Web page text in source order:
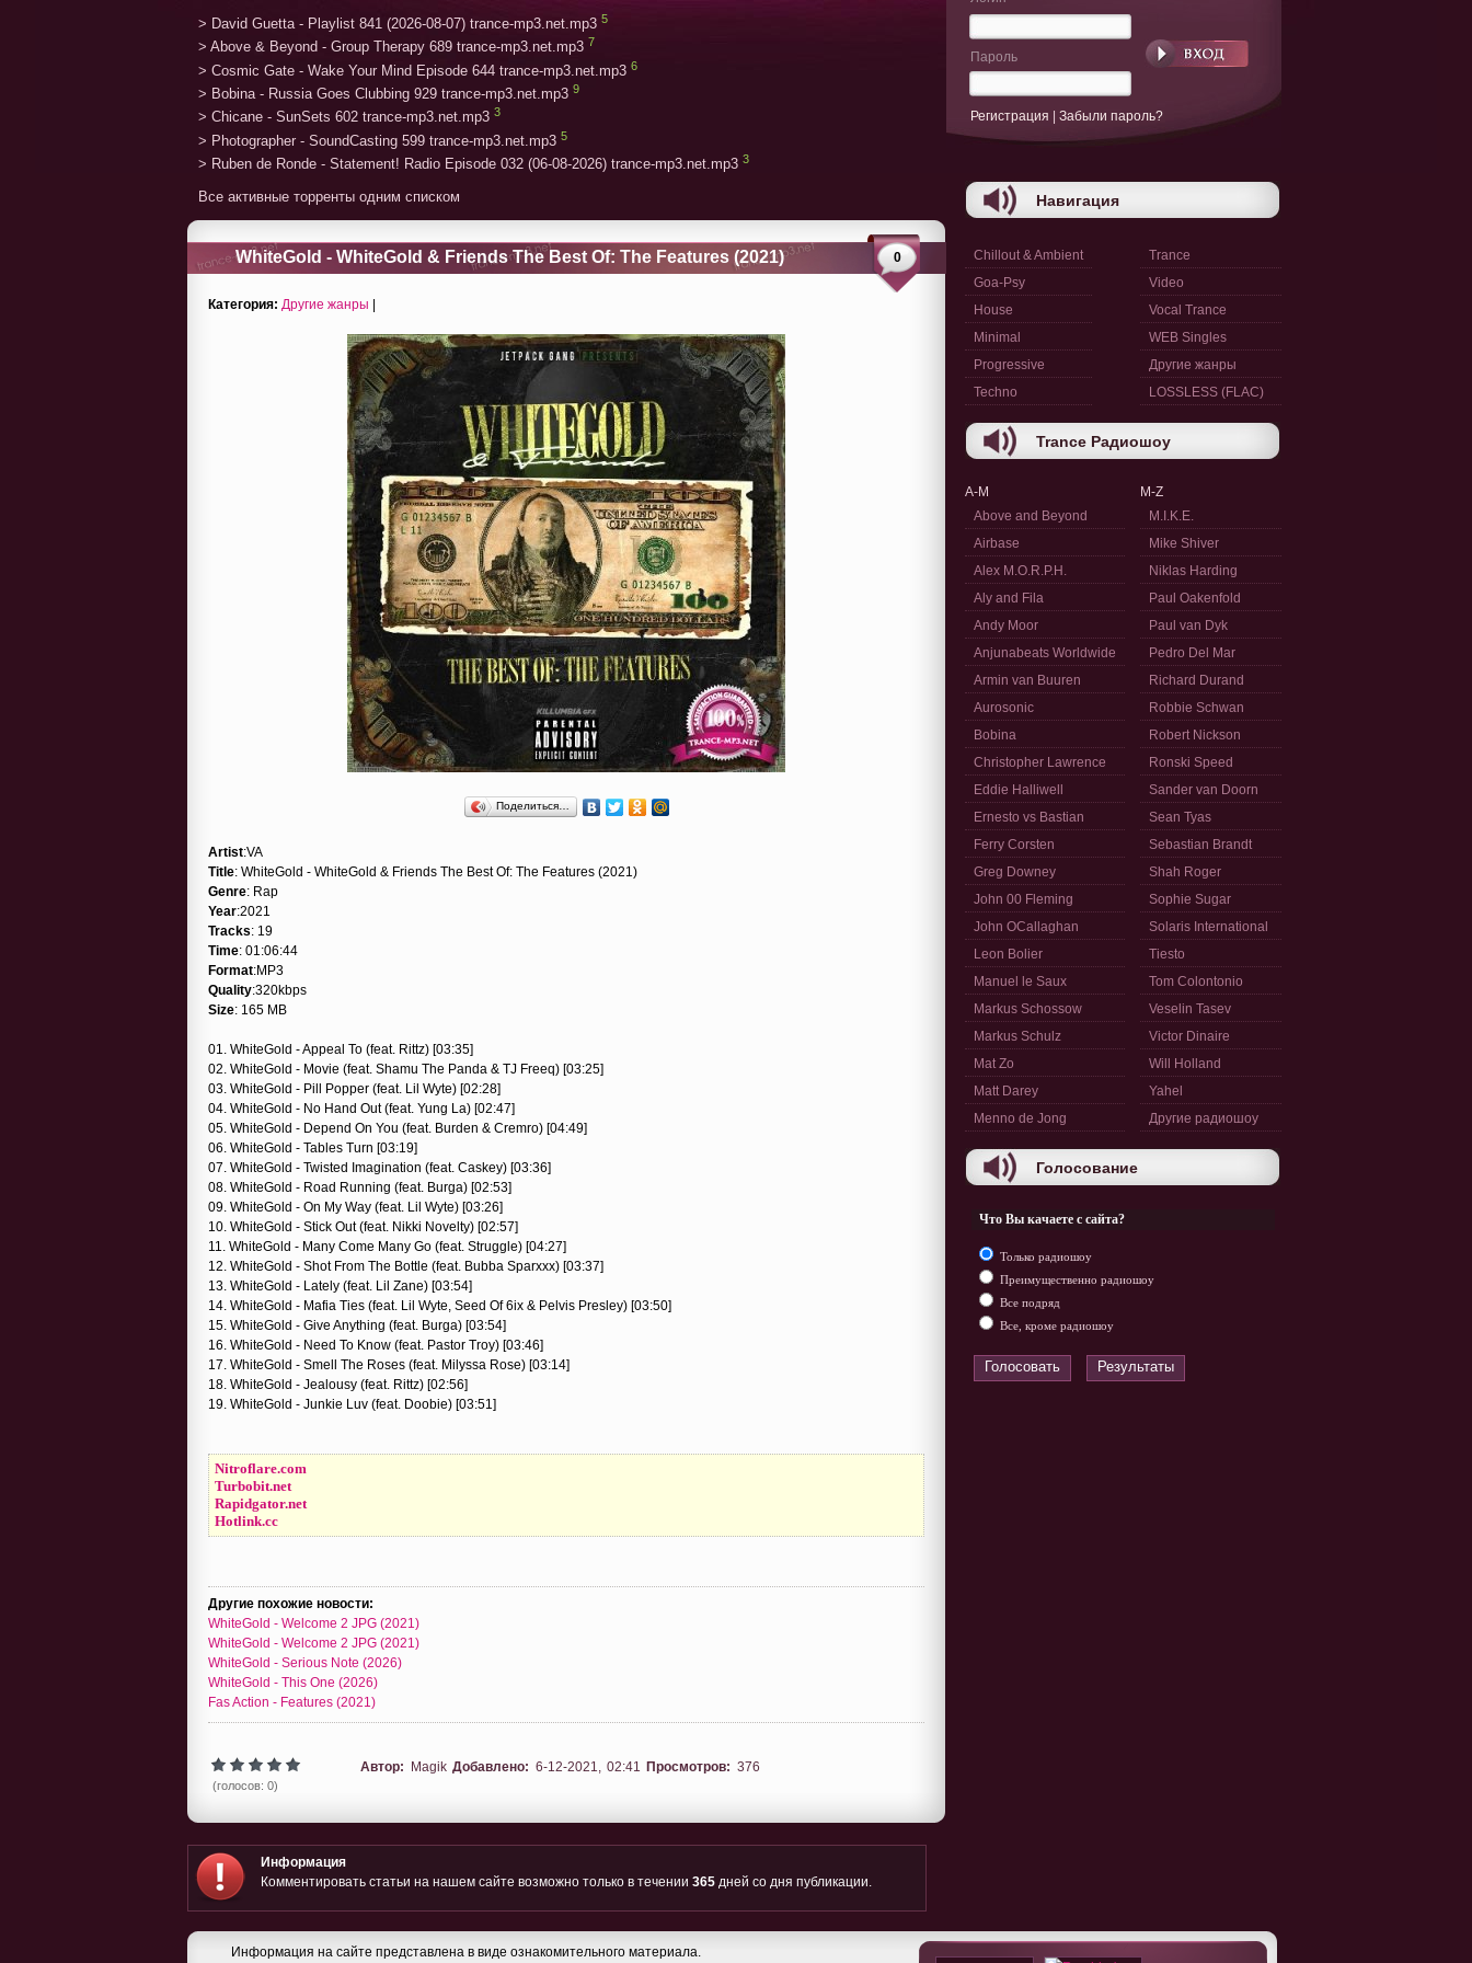
> David Guetta - Playlist 841 (2026-08-07) trance-mp3.net.mp3 5
> Above & Beyond - Group Therapy 689 trance-mp3.net.mp3 7
> Cosmic Gate - Wake Your Mind Episode 644 trance-mp3.net.mp3 6
> Bobina - Russia Goes Clubbing 929 trance-mp3.net.mp3 9
> Chicane - SunSets 602 trance-mp3.net.mp3 3
> Photographer - SoundCasting 599 trance-mp3.net.mp3 5
> Ruben de Ronde - Statement! Radio Episode 032 (06-08-2026) trance-mp3.net.mp3 3
Все активные торренты одним списком
WhiteGold - WhiteGold & Friends The Best Of: The Features (2021) 0
Категория: Другие жанры |
Поделиться…
Artist:VA
Title: WhiteGold - WhiteGold & Friends The Best Of: The Features (2021)
Genre: Rap
Year:2021
Tracks: 19
Time: 01:06:44
Format:MP3
Quality:320kbps
Size: 165 MB
01. WhiteGold - Appeal To (feat. Rittz) [03:35]
02. WhiteGold - Movie (feat. Shamu The Panda & TJ Freeq) [03:25]
03. WhiteGold - Pill Popper (feat. Lil Wyte) [02:28]
04. WhiteGold - No Hand Out (feat. Yung La) [02:47]
05. WhiteGold - Depend On You (feat. Burden & Cremro) [04:49]
06. WhiteGold - Tables Turn [03:19]
07. WhiteGold - Twisted Imagination (feat. Caskey) [03:36]
08. WhiteGold - Road Running (feat. Burga) [02:53]
09. WhiteGold - On My Way (feat. Lil Wyte) [03:26]
10. WhiteGold - Stick Out (feat. Nikki Novelty) [02:57]
11. WhiteGold - Many Come Many Go (feat. Struggle) [04:27]
12. WhiteGold - Shot From The Bottle (feat. Bubba Sparxxx) [03:37]
13. WhiteGold - Lately (feat. Lil Zane) [03:54]
14. WhiteGold - Mafia Ties (feat. Lil Wyte, Seed Of 6ix & Pelvis Presley) [03:50]
15. WhiteGold - Give Anything (feat. Burga) [03:54]
16. WhiteGold - Need To Know (feat. Pastor Troy) [03:46]
17. WhiteGold - Smell The Roses (feat. Milyssa Rose) [03:14]
18. WhiteGold - Jealousy (feat. Rittz) [02:56]
19. WhiteGold - Junkie Luv (feat. Doobie) [03:51]
Nitroflare.com
Turbobit.net
Rapidgator.net
Hotlink.cc
Другие похожие новости:
WhiteGold - Welcome 2 JPG (2021)
WhiteGold - Welcome 2 JPG (2021)
WhiteGold - Serious Note (2026)
WhiteGold - This One (2026)
Fas Action - Features (2021)
(голосов: 0)
Автор: Magik Добавлено: 6-12-2021, 02:41 Просмотров: 376
Информация
Комментировать статьи на нашем сайте возможно только в течении 365 дней со дня публикации.
Пароль
Регистрация Забыли пароль?
Навигация
Chillout & Ambient
Goa-Psy
House
Minimal
Progressive
Techno
Trance
Video
Vocal Trance
WEB Singles
Другие жанры
LOSSLESS (FLAC)
Trance Радиошоу
A-M
Above and Beyond
Airbase
Alex M.O.R.P.H.
Aly and Fila
Andy Moor
Anjunabeats Worldwide
Armin van Buuren
Aurosonic
Bobina
Christopher Lawrence
Eddie Halliwell
Ernesto vs Bastian
Ferry Corsten
Greg Downey
John 00 Fleming
John OCallaghan
Leon Bolier
Manuel le Saux
Markus Schossow
Markus Schulz
Mat Zo
Matt Darey
Menno de Jong
M-Z
M.I.K.E.
Mike Shiver
Niklas Harding
Paul Oakenfold
Paul van Dyk
Pedro Del Mar
Richard Durand
Robbie Schwan
Robert Nickson
Ronski Speed
Sander van Doorn
Sean Tyas
Sebastian Brandt
Shah Roger
Sophie Sugar
Solaris International
Tiesto
Tom Colontonio
Veselin Tasev
Victor Dinaire
Will Holland
Yahel
Другие радиошоу
Голосование
Что Вы качаете с сайта?
Только радиошоу
Преимущественно радиошоу
Все подряд
Все, кроме радиошоу
Голосовать Результаты
Информация на сайте представлена в виде ознакомительного материала.